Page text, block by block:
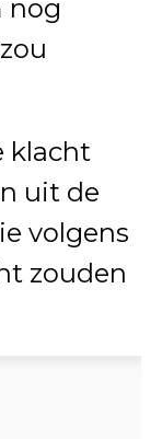
nog
klacht
uit de
volgens
zouden